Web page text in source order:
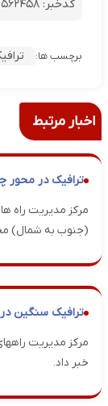
کدخبر:۵۶۲۴۵۸
برچسب ها:
اخبار مرتبط
ترافیک در
مرکز مدیریت راه
(جنوب به شمال)
ترافیک سنگین
مرکز مدیریت
خبر داد.